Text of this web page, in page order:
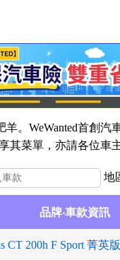
。WeWanted首創
其菜單，亦請各位
地
品牌‧車款資訊
CT 200h F Sport 菁英